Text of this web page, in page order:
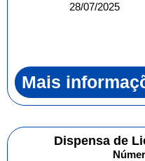
28/07/2025
Mais
Dispensa de